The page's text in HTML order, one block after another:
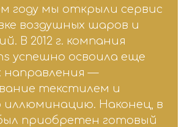
году мы открыли сервис
воздушных шаров и
В 2012 г. компания
успешно освоила еще
направления —
текстилем и
иллюминацию. Наконец, в
был приобретен готовый